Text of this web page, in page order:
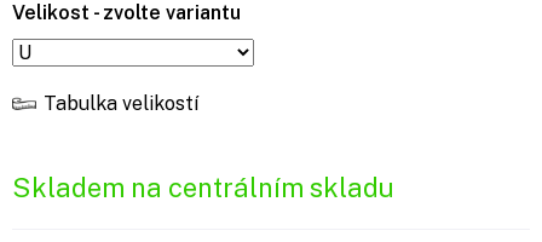
Skladem na centrálním skladu
Velikost - zvolte variantu
Tabulka velikostí